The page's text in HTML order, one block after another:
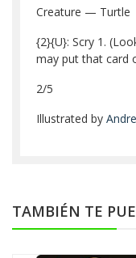
Creature — Turtle
{2}{U}: Scry 1.
may put that card
2/5
Illustrated by
TAMBIÉN TE